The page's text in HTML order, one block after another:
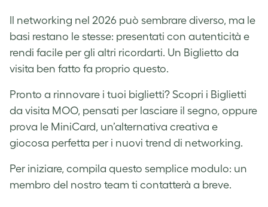
Il networking nel 2026 può sembrare diverso, ma le
basi restano le stesse: presentati con autenticità e
rendi facile per gli altri ricordarti. Un Biglietto da
visita ben fatto fa proprio questo.
Pronto a rinnovare i tuoi biglietti? Scopri i Biglietti
da visita MOO, pensati per lasciare il segno, oppure
prova le MiniCard, un’alternativa creativa e
giocosa perfetta per i nuovi trend di networking.
Per iniziare, compila questo semplice modulo: un
membro del nostro team ti contatterà a breve.